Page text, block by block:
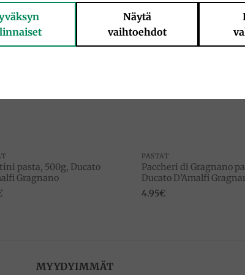
pasta, 500g, Ducato
Gragnano
PASTAT
Paccheri di Gragnano
Ducato D’Amalfi
4.95€
MYYDYIMMÄT
Näytä
vaihtoehdot